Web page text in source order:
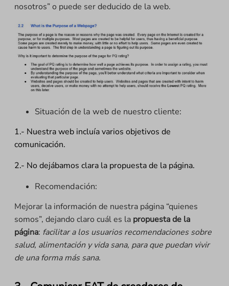
nosotros” o puede ser deducido de la web.
Situación de la web de nuestro cliente:
1.- Nuestra web incluía varios objetivos de
comunicación.
2.- No dejábamos clara la propuesta de la página.
Recomendación:
Mejorar la información de nuestra página “quienes
somos”, dejando claro cuál es la propuesta de la
página: facilitar a los usuarios recomendaciones sobre
salud, alimentación y vida sana, para que puedan vivir
de una forma más sana.